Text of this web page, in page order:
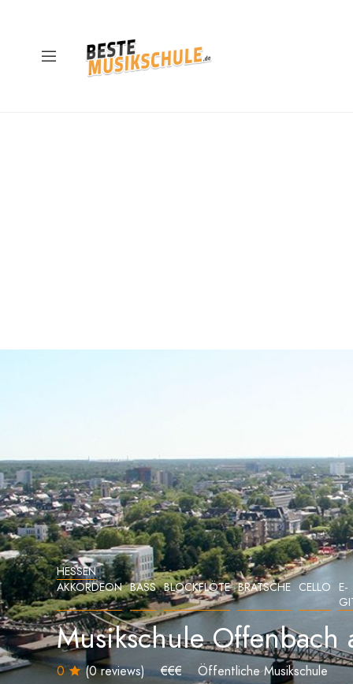
HESSEN
AKKORDEON BASS BLOCKFLÖTE BRATSCHE CELLO
E-
Musikschule Offenbach
0 (0 reviews) €€€ Öffentliche Musikschule